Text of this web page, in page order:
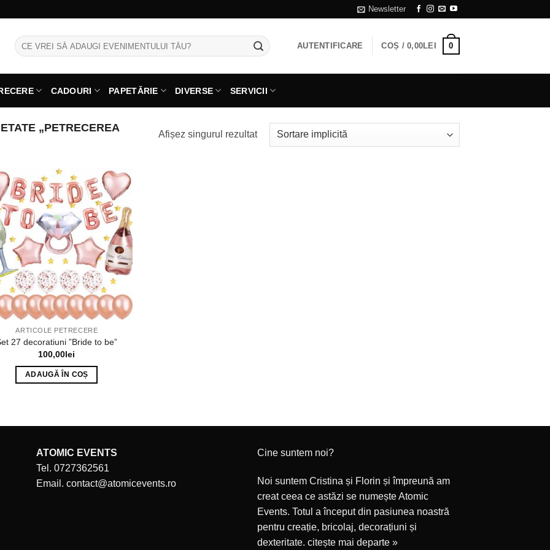
Newsletter
Caută
după:
AUTENTIFICARE COȘ /0,00LEI 0
CADOURI PAPETĂRIE DIVERSE SERVICII
„PETRECEREA Afișez singurul rezultat
ARTICOLE PETRECERE
27 decoratiuni ”Bride to be”
100,00lei
ADAUGĂ ÎN COȘ
ATOMIC EVENTS
Tel. 0727362561
Email. contact@atomicevents.ro
Cine suntem noi?
Noi suntem Cristina și Florin și împreună am
creat ceea ce astăzi se numește Atomic
Events. Totul a început din pasiunea noastră
pentru creație, bricolaj, decorațiuni și
dexteritate. citește mai departe »